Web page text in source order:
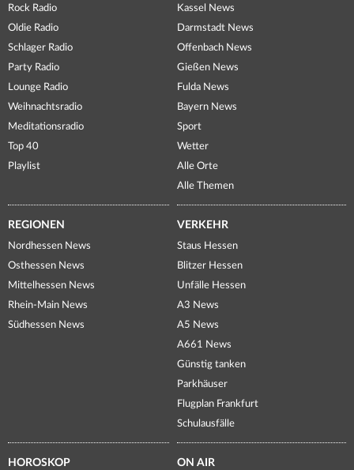
Rock Radio
Oldie Radio
Schlager Radio
Party Radio
Lounge Radio
Weihnachtsradio
Meditationsradio
Top 40
Playlist
Kassel News
Darmstadt News
Offenbach News
Gießen News
Fulda News
Bayern News
Sport
Wetter
Alle Orte
Alle Themen
REGIONEN
Nordhessen News
Osthessen News
Mittelhessen News
Rhein-Main News
Südhessen News
VERKEHR
Staus Hessen
Blitzer Hessen
Unfälle Hessen
A3 News
A5 News
A661 News
Günstig tanken
Parkhäuser
Flugplan Frankfurt
Schulausfälle
HOROSKOP ON AIR